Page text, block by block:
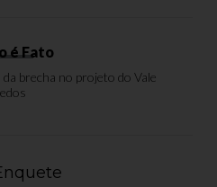
é Fato
da brecha no projeto do Vale